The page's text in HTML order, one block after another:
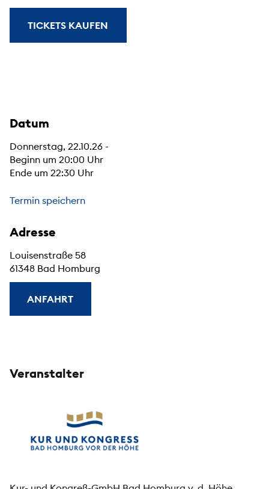
TICKETS KAUFEN
Datum
Donnerstag, 22.10.26 -
Beginn um 20:00 Uhr
Ende um 22:30 Uhr
Termin speichern
Adresse
Louisenstraße 58
61348 Bad Homburg
ANFAHRT
Veranstalter